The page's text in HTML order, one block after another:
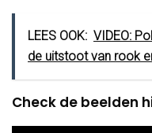
LEES OOK: VIDEO:
de uitstoot van rook
Check de beelden